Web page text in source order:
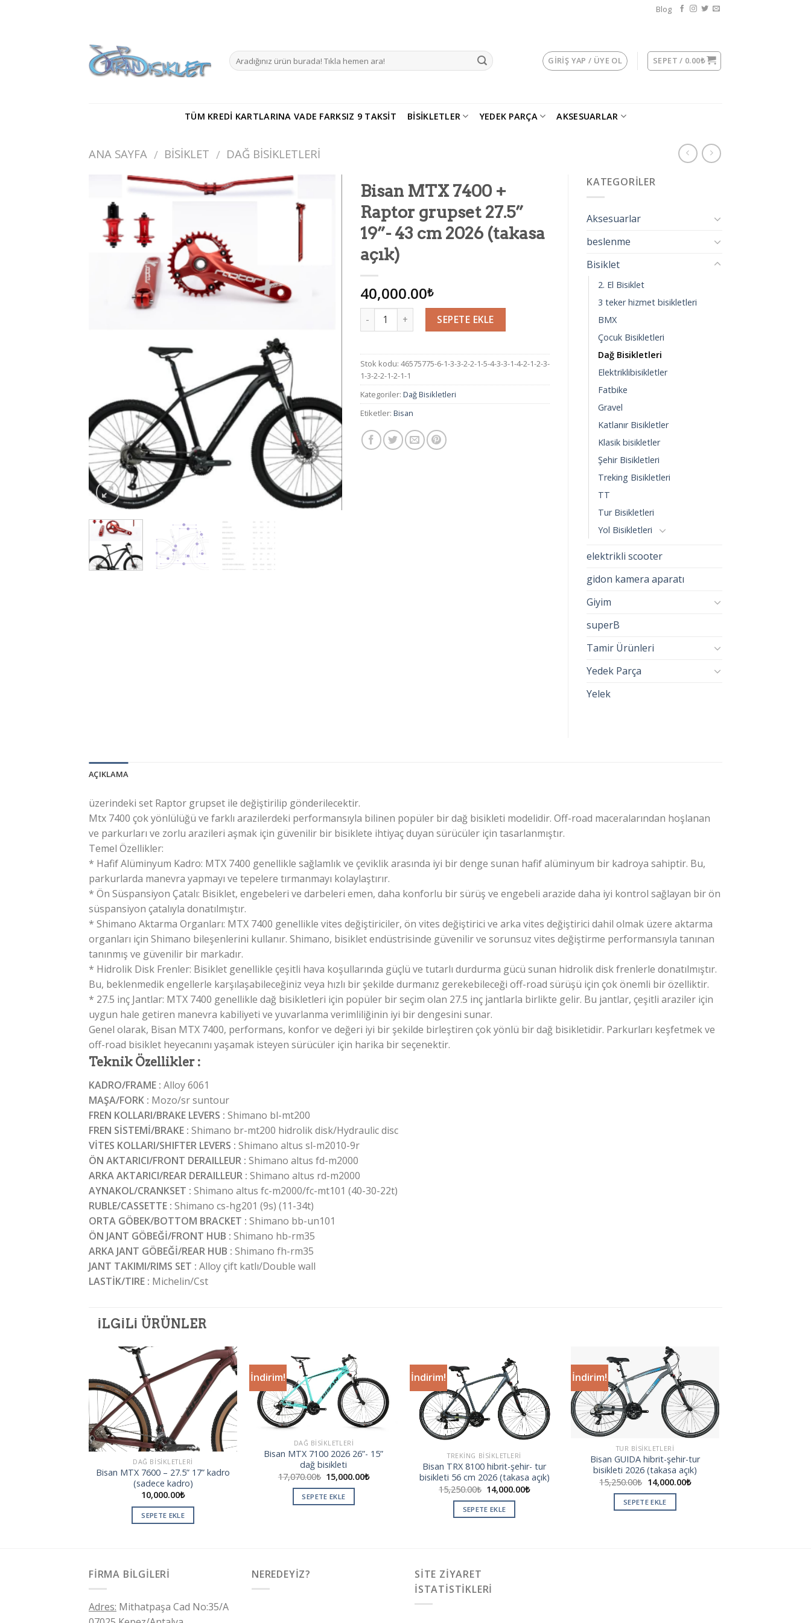
Blog
GIRIŞ YAP / ÜYE OL SEPET / 0.00₺
TÜM KREDI KARTLARINA VADE FARKSIZ 9 TAKSIT BISIKLETLER YEDEK PARÇA AKSESUARLAR
ANA SAYFA / BISIKLET / DAĞ BISIKLETLERI
Bisan MTX 7400 +
Raptor grupset 27.5”
19”- 43 cm 2026 (takasa
açık)
40,000.00₺
Miktar SEPETE EKLE
Stok kodu: 46575775-6-1-3-3-2-2-1-5-4-3-3-1-4-2-1-2-3-
1-3-2-2-1-2-1-1
Kategoriler: Dağ Bisikletleri
Etiketler: Bisan
KATEGORILER
Aksesuarlar
beslenme
Bisiklet
2. El Bisiklet
3 teker hizmet bisikletleri
BMX
Çocuk Bisikletleri
Dağ Bisikletleri
Elektriklibisikletler
Fatbike
Gravel
Katlanır Bisikletler
Klasik bisikletler
Şehir Bisikletleri
Treking Bisikletleri
TT
Tur Bisikletleri
Yol Bisikletleri
elektrikli scooter
gidon kamera aparatı
Giyim
superB
Tamir Ürünleri
Yedek Parça
Yelek
AÇIKLAMA
üzerindeki set Raptor grupset ile değiştirilip gönderilecektir.
Mtx 7400 çok yönlülüğü ve farklı arazilerdeki performansıyla bilinen popüler bir dağ bisikleti modelidir. Off-road maceralarından hoşlanan
ve parkurları ve zorlu arazileri aşmak için güvenilir bir bisiklete ihtiyaç duyan sürücüler için tasarlanmıştır.
Temel Özellikler:
* Hafif Alüminyum Kadro: MTX 7400 genellikle sağlamlık ve çeviklik arasında iyi bir denge sunan hafif alüminyum bir kadroya sahiptir. Bu,
parkurlarda manevra yapmayı ve tepelere tırmanmayı kolaylaştırır.
* Ön Süspansiyon Çatalı: Bisiklet, engebeleri ve darbeleri emen, daha konforlu bir sürüş ve engebeli arazide daha iyi kontrol sağlayan bir ön
süspansiyon çatalıyla donatılmıştır.
* Shimano Aktarma Organları: MTX 7400 genellikle vites değiştiriciler, ön vites değiştirici ve arka vites değiştirici dahil olmak üzere aktarma
organları için Shimano bileşenlerini kullanır. Shimano, bisiklet endüstrisinde güvenilir ve sorunsuz vites değiştirme performansıyla tanınan
tanınmış ve güvenilir bir markadır.
* Hidrolik Disk Frenler: Bisiklet genellikle çeşitli hava koşullarında güçlü ve tutarlı durdurma gücü sunan hidrolik disk frenlerle donatılmıştır.
Bu, beklenmedik engellerle karşılaşabileceğiniz veya hızlı bir şekilde durmanız gerekebileceği off-road sürüşü için çok önemli bir özelliktir.
* 27.5 inç Jantlar: MTX 7400 genellikle dağ bisikletleri için popüler bir seçim olan 27.5 inç jantlarla birlikte gelir. Bu jantlar, çeşitli araziler için
uygun hale getiren manevra kabiliyeti ve yuvarlanma verimliliğinin iyi bir dengesini sunar.
Genel olarak, Bisan MTX 7400, performans, konfor ve değeri iyi bir şekilde birleştiren çok yönlü bir dağ bisikletidir. Parkurları keşfetmek ve
off-road bisiklet heyecanını yaşamak isteyen sürücüler için harika bir seçenektir.
Teknik Özellikler :
KADRO/FRAME : Alloy 6061
MAŞA/FORK : Mozo/sr suntour
FREN KOLLARI/BRAKE LEVERS : Shimano bl-mt200
FREN SİSTEMİ/BRAKE : Shimano br-mt200 hidrolik disk/Hydraulic disc
VİTES KOLLARI/SHIFTER LEVERS : Shimano altus sl-m2010-9r
ÖN AKTARICI/FRONT DERAILLEUR : Shimano altus fd-m2000
ARKA AKTARICI/REAR DERAILLEUR : Shimano altus rd-m2000
AYNAKOL/CRANKSET : Shimano altus fc-m2000/fc-mt101 (40-30-22t)
RUBLE/CASSETTE : Shimano cs-hg201 (9s) (11-34t)
ORTA GÖBEK/BOTTOM BRACKET : Shimano bb-un101
ÖN JANT GÖBEĞİ/FRONT HUB : Shimano hb-rm35
ARKA JANT GÖBEĞİ/REAR HUB : Shimano fh-rm35
JANT TAKIMI/RIMS SET : Alloy çift katlı/Double wall
LASTİK/TIRE : Michelin/Cst
İLGILI ÜRÜNLER
Add to
wishlist
DAĞ BISIKLETLERI
Bisan MTX 7600 – 27.5” 17” kadro
(sadece kadro)
10,000.00₺
SEPETE EKLE
İndirim!
Add to
wishlist
DAĞ BISIKLETLERI
Bisan MTX 7100 2026 26”- 15”
dağ bisikleti
17,070.00₺ 15,000.00₺
SEPETE EKLE
İndirim!
wishlist
TREKING BISIKLETLERI
Bisan TRX 8100 hibrit-şehir- tur
bisikleti 56 cm 2026 (takasa açık)
15,250.00₺ 14,000.00₺
SEPETE EKLE
İndirim!
Add to
wishlist
TUR BISIKLETLERI
Bisan GUIDA hibrit-şehir-tur
bisikleti 2026 (takasa açık)
15,250.00₺ 14,000.00₺
SEPETE EKLE
FIRMA BILGILERI
Adres: Mithatpaşa Cad No:35/A
NEREDEYIZ?
SITE ZIYARET
İSTATISTIKLERI